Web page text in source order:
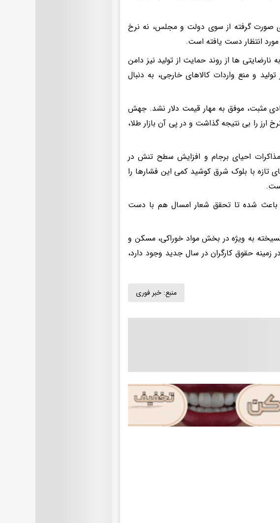
صورت گرفته از سوی دولت و مجلس، نه نرخ
مورد انتظار دست یافته است.
ها از روند حمایت از تولید نیز دامن
و منع واردات کالاهای خارجی، به دنبال
له رشد اقتصادی مثبت، موفق به مهار قیمت دلار نشد. جهش
ارز را بی نتیجه گذاشت و در پی آن بازار طلا،
احیای برجام و افزایش سطح تنش در
تازه با بلوک شرق کوشید کمی این فشارها را
باعث شده تا تحقق شعار امسال هم با دست
به ویژه در بخش مواد خوراکی، مسکن و
زمینه حقوق کارگران در سال جدید وجود دارد،
منبع: خبر فوری